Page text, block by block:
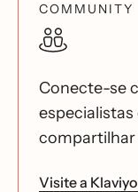
COMMUNITY
Conecte-se
especialistas
compartilhar
Visite a